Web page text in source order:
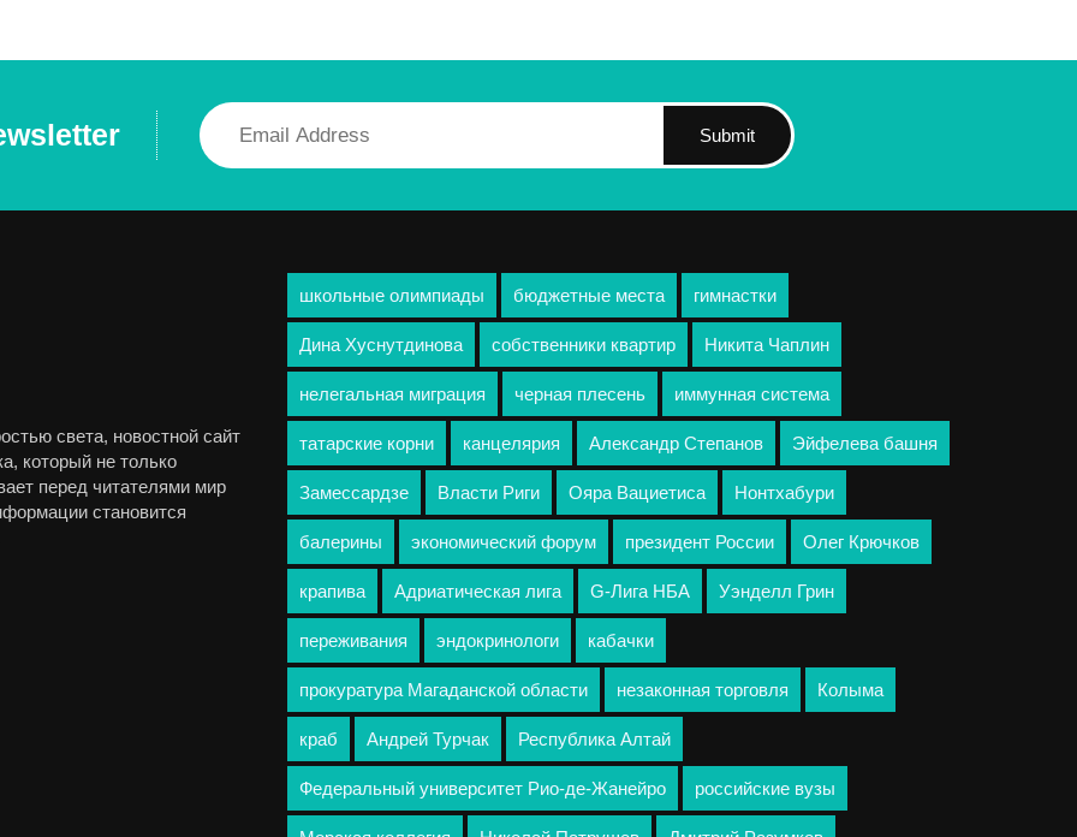
Submit
света, новостной сайт
который не только
перед читателями мир
становится
школьные олимпиады бюджетные места гимнастки
Дина Хуснутдинова собственники квартир Никита Чаплин
нелегальная миграция черная плесень иммунная система
татарские корни канцелярия Александр Степанов Эйфелева башня
Замессардзе Власти Риги Ояра Вациетиса Нонтхабури
балерины экономический форум президент России Олег Крючков
крапива Адриатическая лига G-Лига НБА Уэнделл Грин
переживания эндокринологи кабачки
прокуратура Магаданской области незаконная торговля Колыма
краб Андрей Турчак Республика Алтай
Федеральный университет Рио-де-Жанейро российские вузы